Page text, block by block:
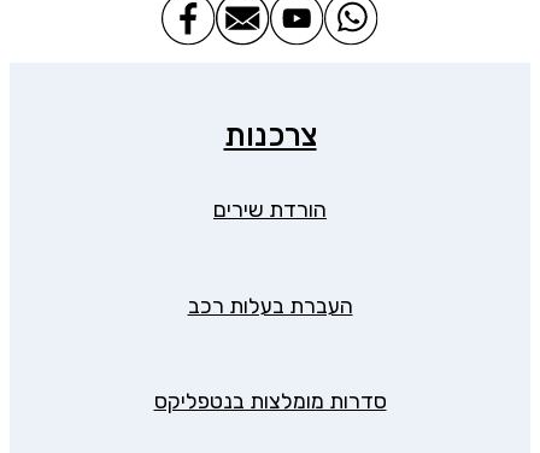
צרכנות
הורדת שירים
העברת בעלות רכב
סדרות מומלצות בנטפליקס